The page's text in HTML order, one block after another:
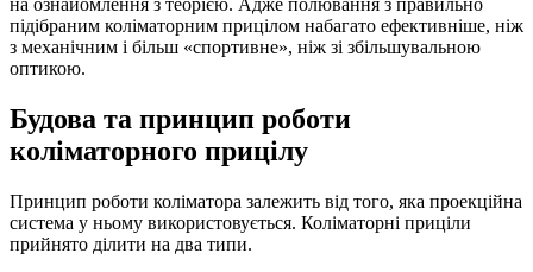
на ознайомлення з теорією. Адже полювання з правильно
підібраним коліматорним прицілом набагато ефективніше, ніж
з механічним і більш «спортивне», ніж зі збільшувальною
оптикою.
Будова та принцип роботи
коліматорного прицілу
Принцип роботи коліматора залежить від того, яка проекційна
система у ньому використовується. Коліматорні приціли
прийнято ділити на два типи.